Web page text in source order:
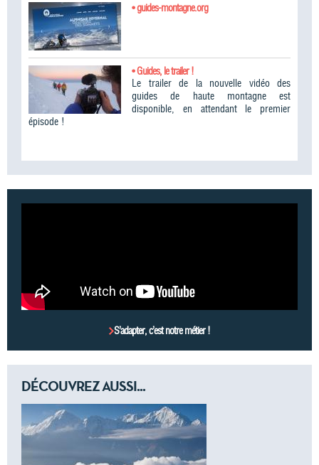
• guides-montagne.org
• Guides, le trailer !
Le trailer de la nouvelle vidéo des
guides de haute montagne est
disponible, en attendant le premier
épisode !
S’adapter, c’est notre métier !
DÉCOUVREZ AUSSI...